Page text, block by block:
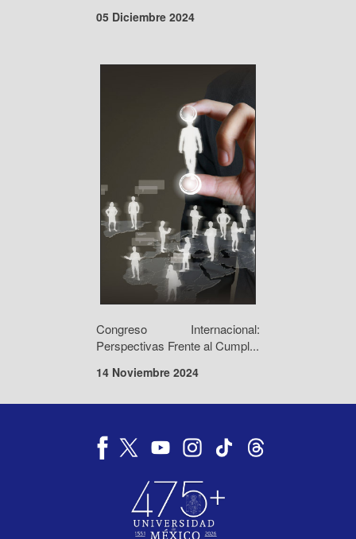
05 Diciembre 2024
Congreso Internacional:
Perspectivas Frente al Cumpl...
14 Noviembre 2024